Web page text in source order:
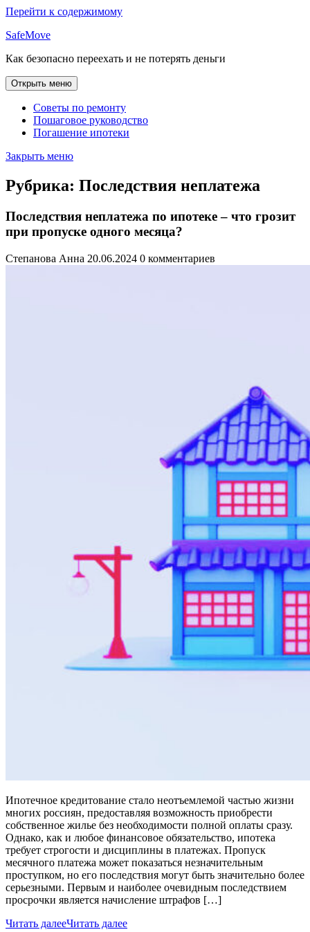
Перейти к содержимому
SafeMove
Как безопасно переехать и не потерять деньги
Открыть меню
Советы по ремонту
Пошаговое руководство
Погашение ипотеки
Закрыть меню
Рубрика: Последствия неплатежа
Последствия неплатежа по ипотеке – что грозит
при пропуске одного месяца?
Степанова Анна 20.06.2024 0 комментариев
Ипотечное кредитование стало неотъемлемой частью жизни
многих россиян, предоставляя возможность приобрести
собственное жилье без необходимости полной оплаты сразу.
Однако, как и любое финансовое обязательство, ипотека
требует строгости и дисциплины в платежах. Пропуск
месячного платежа может показаться незначительным
проступком, но его последствия могут быть значительно более
серьезными. Первым и наиболее очевидным последствием
просрочки является начисление штрафов […]
Читать далееЧитать далее